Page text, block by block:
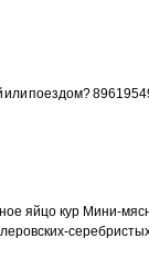
или поездом?
яйцо кур Мини-